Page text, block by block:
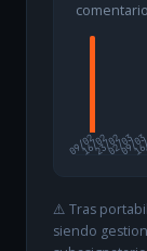
09/02
16/0223/0202/0309/03
⚠️ Tras
siendo